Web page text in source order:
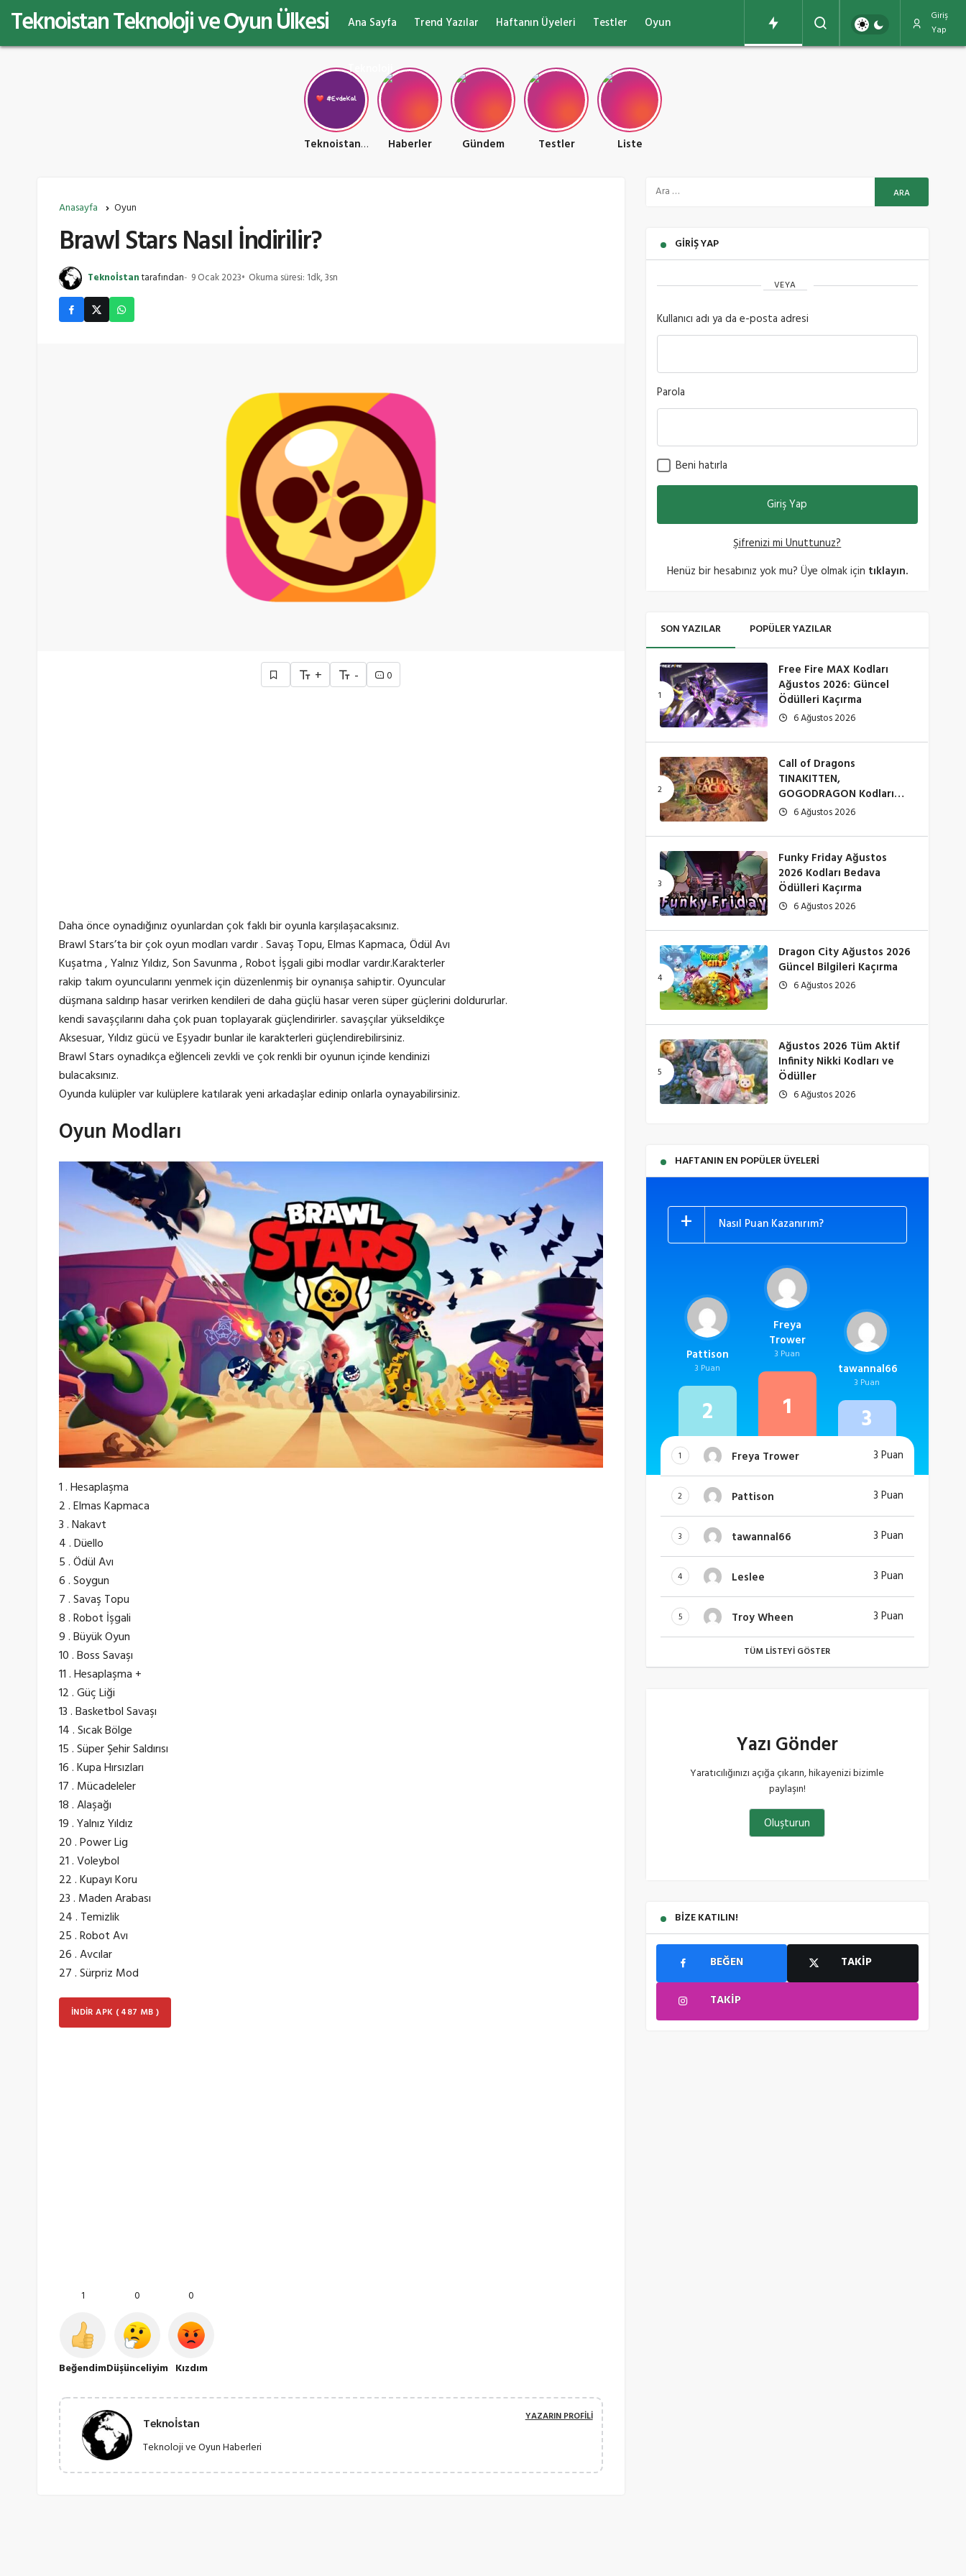
Teknoistan Teknoloji ve Oyun Ülkesi Ana Sayfa Trend Yazılar Haftanın Üyeleri Testler Oyun
Teknoloji
Giriş
Yap
Teknoistan Teknoloji ve Oyun Ülkesi Haberler Gündem Testler Liste
Anasayfa Oyun
Brawl Stars Nasıl İndirilir?
Teknoİstantarafından 9 Ocak 2023 Okuma süresi: 1dk, 3sn
+ - 0
Daha önce oynadığınız oyunlardan çok faklı bir oyunla karşılaşacaksınız.
Brawl Stars’ta bir çok oyun modları vardır . Savaş Topu, Elmas Kapmaca, Ödül Avı
Kuşatma , Yalnız Yıldız, Son Savunma , Robot İşgali gibi modlar vardır.Karakterler
rakip takım oyuncularını yenmek için düzenlenmiş bir oynanışa sahiptir. Oyuncular
düşmana saldırıp hasar verirken kendileri de daha güçlü hasar veren süper güçlerini doldururlar.
kendi savaşçılarını daha çok puan toplayarak güçlendirirler. savaşçılar yükseldikçe
Aksesuar, Yıldız gücü ve Eşyadır bunlar ile karakterleri güçlendirebilirsiniz.
Brawl Stars oynadıkça eğlenceli zevkli ve çok renkli bir oyunun içinde kendinizi
bulacaksınız.
Oyunda kulüpler var kulüplere katılarak yeni arkadaşlar edinip onlarla oynayabilirsiniz.
Oyun Modları
1 . Hesaplaşma
2 . Elmas Kapmaca
3 . Nakavt
4 . Düello
5 . Ödül Avı
6 . Soygun
7 . Savaş Topu
8 . Robot İşgali
9 . Büyük Oyun
10 . Boss Savaşı
11 . Hesaplaşma +
12 . Güç Liği
13 . Basketbol Savaşı
14 . Sıcak Bölge
15 . Süper Şehir Saldırısı
16 . Kupa Hırsızları
17 . Mücadeleler
18 . Alaşağı
19 . Yalnız Yıldız
20 . Power Lig
21 . Voleybol
22 . Kupayı Koru
23 . Maden Arabası
24 . Temizlik
25 . Robot Avı
26 . Avcılar
27 . Sürpriz Mod
İNDIR APK ( 487 MB )
1
Beğendim
0
Düşünceliyim
0
Kızdım
Teknoİstan
Teknoloji ve Oyun Haberleri
YAZARIN PROFILI
GIRIŞ YAP
VEYA
Kullanıcı adı ya da e-posta adresi
Parola
Beni hatırla
Şifrenizi mi Unuttunuz?
Henüz bir hesabınız yok mu? Üye olmak için tıklayın.
SON YAZILAR POPÜLER YAZILAR
Free Fire MAX Kodları
Ağustos 2026: Güncel
Ödülleri Kaçırma
6 Ağustos 2026
Call of Dragons
TINAKITTEN,
GOGODRAGON Kodları
Çalışıyor mu? (Ağustos
6 Ağustos 2026
Funky Friday Ağustos
2026 Kodları Bedava
Ödülleri Kaçırma
6 Ağustos 2026
Dragon City Ağustos 2026
Güncel Bilgileri Kaçırma
6 Ağustos 2026
Ağustos 2026 Tüm Aktif
Infinity Nikki Kodları ve
Ödüller
6 Ağustos 2026
HAFTANIN EN POPÜLER ÜYELERI
Nasıl Puan Kazanırım?
Freya
Trower
3 Puan
1
Pattison
3 Puan
2
tawannal66
3 Puan
3
1 Freya Trower 3 Puan
2 Pattison 3 Puan
3 tawannal66 3 Puan
4 Leslee 3 Puan
5 Troy Wheen 3 Puan
TÜM LISTEYI GÖSTER
Yazı Gönder
Yaratıcılığınızı açığa çıkarın, hikayenizi bizimle
paylaşın!
Oluşturun
BIZE KATILIN!
BEĞEN TAKIP
TAKIP